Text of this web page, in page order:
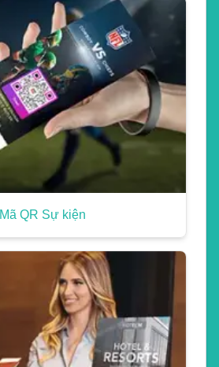
Mã QR Sự kiện